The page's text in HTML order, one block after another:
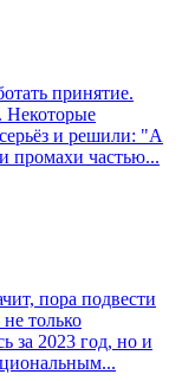
принятие.
Некоторые
и решили: "А
промахи частью...
пора подвести
только
за 2023 год, но и